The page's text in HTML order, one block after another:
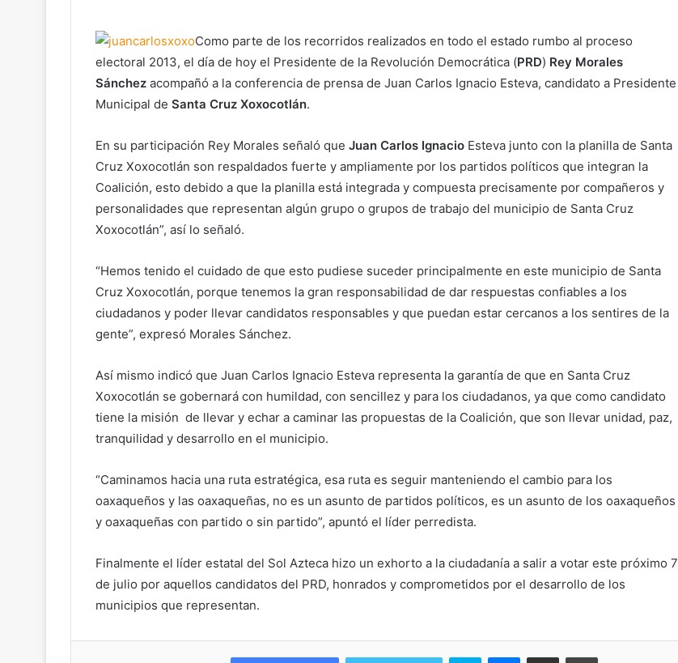
Como parte de los recorridos realizados en todo el estado rumbo al proceso
electoral 2013, el día de hoy el Presidente de la Revolución Democrática (PRD) Rey Morales
Sánchez acompañó a la conferencia de prensa de Juan Carlos Ignacio Esteva, candidato a Presidente
Municipal de Santa Cruz Xoxocotlán.
En su participación Rey Morales señaló que Juan Carlos Ignacio Esteva junto con la planilla de Santa
Cruz Xoxocotlán son respaldados fuerte y ampliamente por los partidos políticos que integran la
Coalición, esto debido a que la planilla está integrada y compuesta precisamente por compañeros y
personalidades que representan algún grupo o grupos de trabajo del municipio de Santa Cruz
Xoxocotlán”, así lo señaló.
“Hemos tenido el cuidado de que esto pudiese suceder principalmente en este municipio de Santa
Cruz Xoxocotlán, porque tenemos la gran responsabilidad de dar respuestas confiables a los
ciudadanos y poder llevar candidatos responsables y que puedan estar cercanos a los sentires de la
gente”, expresó Morales Sánchez.
Así mismo indicó que Juan Carlos Ignacio Esteva representa la garantía de que en Santa Cruz
Xoxocotlán se gobernará con humildad, con sencillez y para los ciudadanos, ya que como candidato
tiene la misión de llevar y echar a caminar las propuestas de la Coalición, que son llevar unidad, paz,
tranquilidad y desarrollo en el municipio.
“Caminamos hacia una ruta estratégica, esa ruta es seguir manteniendo el cambio para los
oaxaqueños y las oaxaqueñas, no es un asunto de partidos políticos, es un asunto de los oaxaqueños
y oaxaqueñas con partido o sin partido”, apuntó el líder perredista.
Finalmente el líder estatal del Sol Azteca hizo un exhorto a la ciudadanía a salir a votar este próximo 7
de julio por aquellos candidatos del PRD, honrados y comprometidos por el desarrollo de los
municipios que representan.
Skype Messenger
Share via Email Print